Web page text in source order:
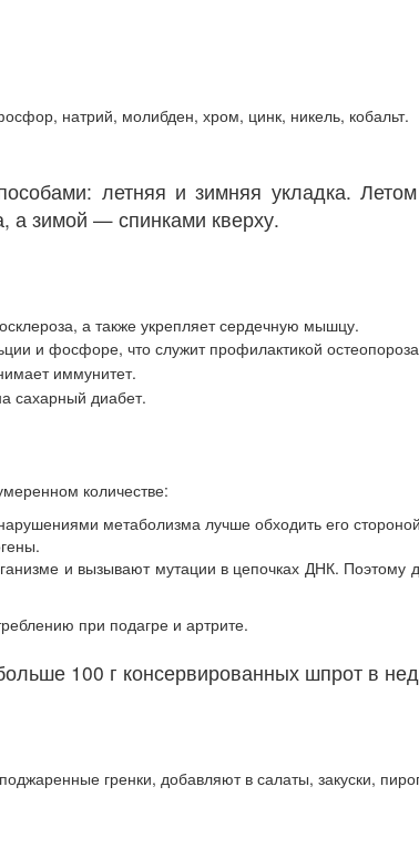
натрий, молибден, хром, цинк, никель, кобальт.
летняя и зимняя укладка.
а зимой — спинками кверху.
а также укрепляет сердечную мышцу.
и фосфоре, что служит профилактикой
иммунитет.
сахарный диабет.
количестве:
метаболизма лучше обходить его
и вызывают мутации в цепочках ДНК.
при подагре и артрите.
100 г консервированных шпрот в
гренки, добавляют в салаты, закуски,